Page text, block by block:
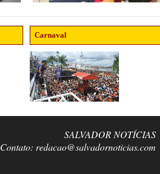
Carnaval
SALVADOR NOTÍCIAS
redacao@salvadornoticias.com